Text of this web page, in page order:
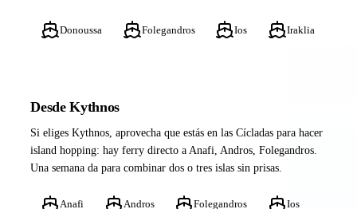
Donoussa Folegandros Ios Iraklia
Desde Kythnos
Si eliges Kythnos, aprovecha que estás en las Cícladas para hacer
island hopping: hay ferry directo a Anafi, Andros, Folegandros.
Una semana da para combinar dos o tres islas sin prisas.
Anafi Andros Folegandros Ios